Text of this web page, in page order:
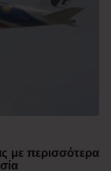
με περισσότερα